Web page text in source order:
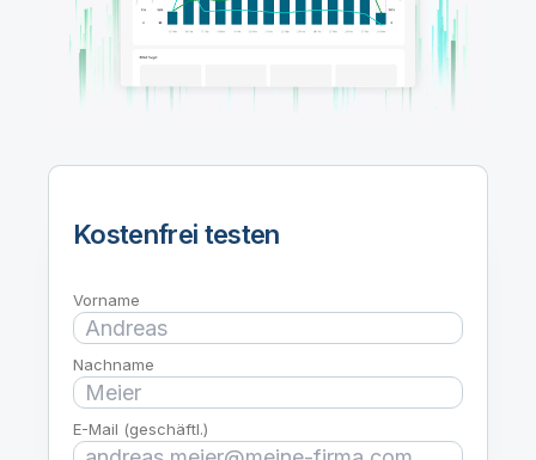
Onboarding
Produktdokumentation
Presse
Weltweite Niederlassungen
Qlik
Talend
Kostenfrei testen
Vorname
Nachname
E-Mail (geschäftl.)